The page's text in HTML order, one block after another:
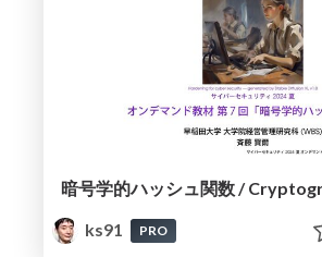
ks91
PRO